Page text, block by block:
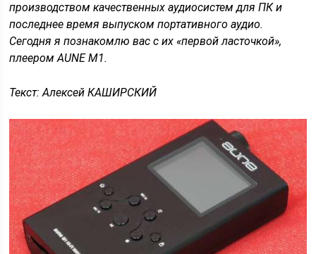
производством качественных аудиосистем для ПК и
последнее время выпуском портативного аудио.
Сегодня я познакомлю вас с их «первой ласточкой»,
плеером AUNE M1.
Текст: Алексей КАШИРСКИЙ